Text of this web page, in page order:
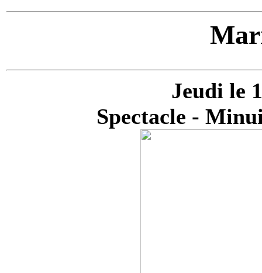
Jeudi le
Spectacle -